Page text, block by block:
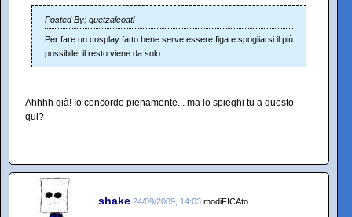
Posted By: quetzalcoatl
Per fare un cosplay fatto bene serve essere figa e spogliarsi il più
possibile, il resto viene da solo.
Ahhhh già! Io concordo pienamente... ma lo spieghi tu a questo
qui?
shake 24/09/2009, 14:03 modiFICAto